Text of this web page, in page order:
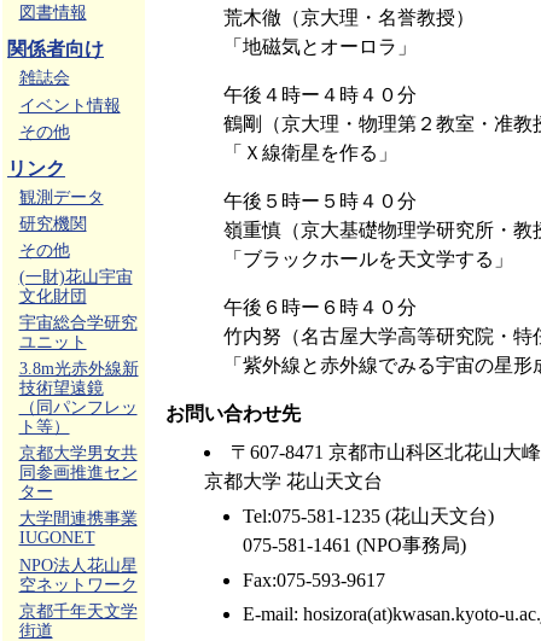
図書情報
関係者向け
雑誌会
イベント情報
その他
リンク
観測データ
研究機関
その他
(一財)花山宇宙
文化財団
宇宙総合学研究
ユニット
3.8m光赤外線新
技術望遠鏡
（同パンフレッ
ト等）
京都大学男女共
同参画推進セン
ター
大学間連携事業
IUGONET
NPO法人花山星
空ネットワーク
京都千年天文学
街道
荒木徹（京大理・名誉教授）
「地磁気とオーロラ」
午後４時ー４時４０分
鶴剛（京大理・物理第２教室・准教
「Ｘ線衛星を作る」
午後５時ー５時４０分
嶺重慎（京大基礎物理学研究所・教
「ブラックホールを天文学する」
午後６時ー６時４０分
竹内努（名古屋大学高等研究院・特
「紫外線と赤外線でみる宇宙の星形
お問い合わせ先
〒607-8471 京都市山科区北花山大
京都大学 花山天文台
Tel:075-581-1235 (花山天文台)
075-581-1461 (NPO事務局)
Fax:075-593-9617
E-mail: hosizora(at)kwasan.kyoto-